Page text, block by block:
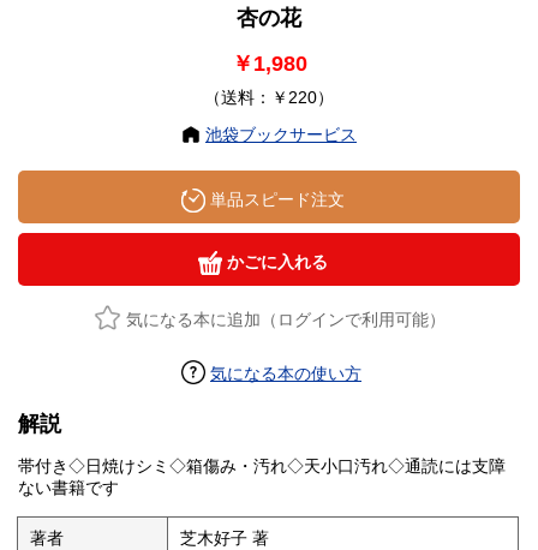
杏の花
￥1,980
（送料：￥220）
池袋ブックサービス
単品スピード注文
かごに入れる
気になる本に追加（ログインで利用可能）
気になる本の使い方
解説
帯付き◇日焼けシミ◇箱傷み・汚れ◇天小口汚れ◇通読には支障
ない書籍です
著者 芝木好子 著